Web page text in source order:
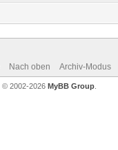
Nach oben Archiv-Modus
, © 2002-2026 MyBB Group